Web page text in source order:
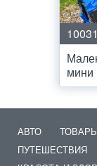
10031
мини
АВТО
ПУТЕШЕСТВИЯ